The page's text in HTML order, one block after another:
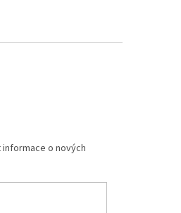
o nových